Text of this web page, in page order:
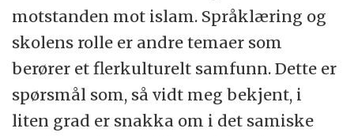
motstanden mot islam. Språklæring og
skolens rolle er andre temaer som
berører et flerkulturelt samfunn. Dette er
spørsmål som, så vidt meg bekjent, i
liten grad er snakka om i det samiske